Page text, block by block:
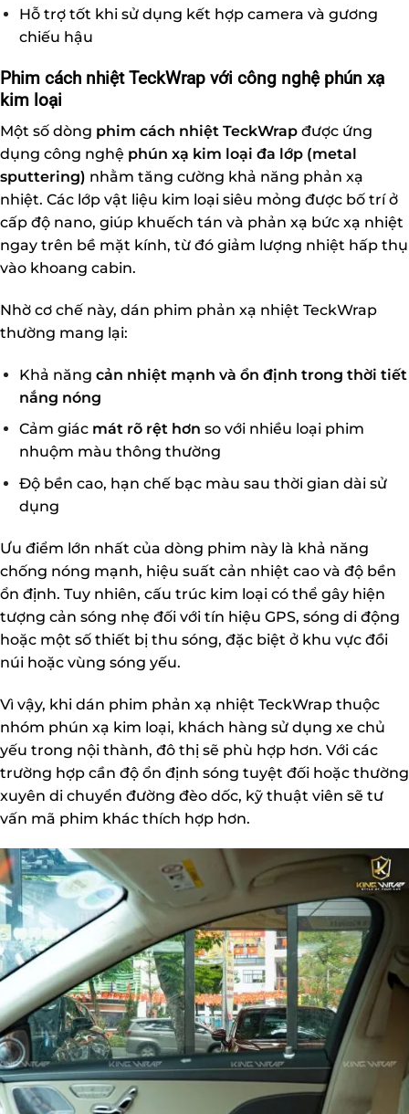
Hỗ trợ tốt khi sử dụng kết hợp camera và gương
chiếu hậu
Phim cách nhiệt TeckWrap với công nghệ phún xạ
kim loại
Một số dòng phim cách nhiệt TeckWrap được ứng
dụng công nghệ phún xạ kim loại đa lớp (metal
sputtering) nhằm tăng cường khả năng phản xạ
nhiệt. Các lớp vật liệu kim loại siêu mỏng được bố trí ở
cấp độ nano, giúp khuếch tán và phản xạ bức xạ nhiệt
ngay trên bề mặt kính, từ đó giảm lượng nhiệt hấp thụ
vào khoang cabin.
Nhờ cơ chế này, dán phim phản xạ nhiệt TeckWrap
thường mang lại:
Khả năng cản nhiệt mạnh và ổn định trong thời tiết
nắng nóng
Cảm giác mát rõ rệt hơn so với nhiều loại phim
nhuộm màu thông thường
Độ bền cao, hạn chế bạc màu sau thời gian dài sử
dụng
Ưu điểm lớn nhất của dòng phim này là khả năng
chống nóng mạnh, hiệu suất cản nhiệt cao và độ bền
ổn định. Tuy nhiên, cấu trúc kim loại có thể gây hiện
tượng cản sóng nhẹ đối với tín hiệu GPS, sóng di động
hoặc một số thiết bị thu sóng, đặc biệt ở khu vực đồi
núi hoặc vùng sóng yếu.
Vì vậy, khi dán phim phản xạ nhiệt TeckWrap thuộc
nhóm phún xạ kim loại, khách hàng sử dụng xe chủ
yếu trong nội thành, đô thị sẽ phù hợp hơn. Với các
trường hợp cần độ ổn định sóng tuyệt đối hoặc thường
xuyên di chuyển đường đèo dốc, kỹ thuật viên sẽ tư
vấn mã phim khác thích hợp hơn.